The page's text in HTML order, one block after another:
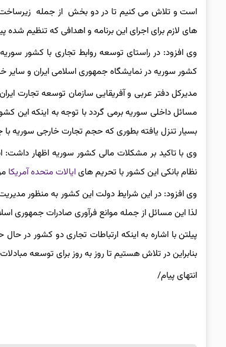
است و تلاش می کنیم تا در دو بخش از جمله زیرساخت
های لازم برای اجرای این برنامه و اهدافی که تنظیم شده
وی افزود: در راستای توسعه روابط تجاری با کشور
کشور سوریه در نمایشگاه جمهوری اسلامی ایران و سایر
مدیرکل دفتر عربی و آفریقایی سازمان توسعه تجارت
مسائل داخلی سوریه برمی گردد با توجه به اینکه این
بسیار تنزل یافته بطوری که حجم تجارت خارجی سوریه با جهان از 30 میلیارد دلار به 5 میلیارد دلار
وی با تاکید بر مشکلات مالی کشور سوریه اظهار داشت:
نظام بانکی این کشور با تحریم هایایالات متحده آمریکا
وی افزود: در این شرایط دولت این کشور به منظور
لذا این مسائل از جمله موانع فرآوری صادرات جمهوری
پیلتن با اشاره به اینکه ارتباطات تجاری دو کشور در
بنابراین در تلاش هستیم تا روز به روز برای توسعه
انتهای پیام/